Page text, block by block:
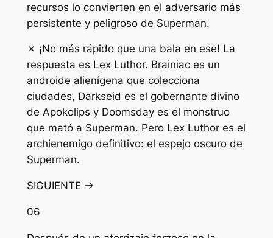
recursos lo convierten en el adversario más
persistente y peligroso de Superman.
✗ ¡No más rápido que una bala en ese! La
respuesta es Lex Luthor. Brainiac es un
androide alienígena que colecciona
ciudades, Darkseid es el gobernante divino
de Apokolips y Doomsday es el monstruo
que mató a Superman. Pero Lex Luthor es el
archienemigo definitivo: el espejo oscuro de
Superman.
SIGUIENTE →
06